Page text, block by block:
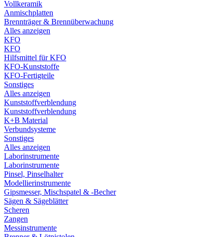
Vollkeramik
Anmischplatten
Brennträger & Brennüberwachung
Alles anzeigen
KFO
KFO
Hilfsmittel für KFO
KFO-Kunststoffe
KFO-Fertigteile
Sonstiges
Alles anzeigen
Kunststoffverblendung
Kunststoffverblendung
K+B Material
Verbundsysteme
Sonstiges
Alles anzeigen
Laborinstrumente
Laborinstrumente
Pinsel, Pinselhalter
Modellierinstrumente
Gipsmesser, Mischspatel & -Becher
Sägen & Sägeblätter
Scheren
Zangen
Messinstrumente